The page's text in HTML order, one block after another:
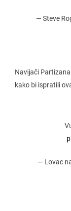
— Steve
Navijači
kako bi ispratili
— Lovac